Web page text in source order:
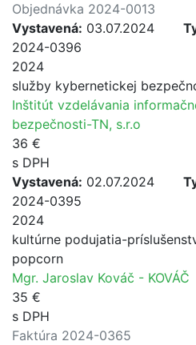
Objednávka 2024-0013
Vystavená: 03.07.2024
2024-0396
2024
služby kybernetickej
Inštitút vzdelávania
bezpečnosti-TN, s.r.o
36 €
s DPH
Vystavená: 02.07.2024
2024-0395
2024
kultúrne podujatia-
popcorn
Mgr. Jaroslav Kováč - KOVÁČ
35 €
s DPH
Faktúra 2024-0365